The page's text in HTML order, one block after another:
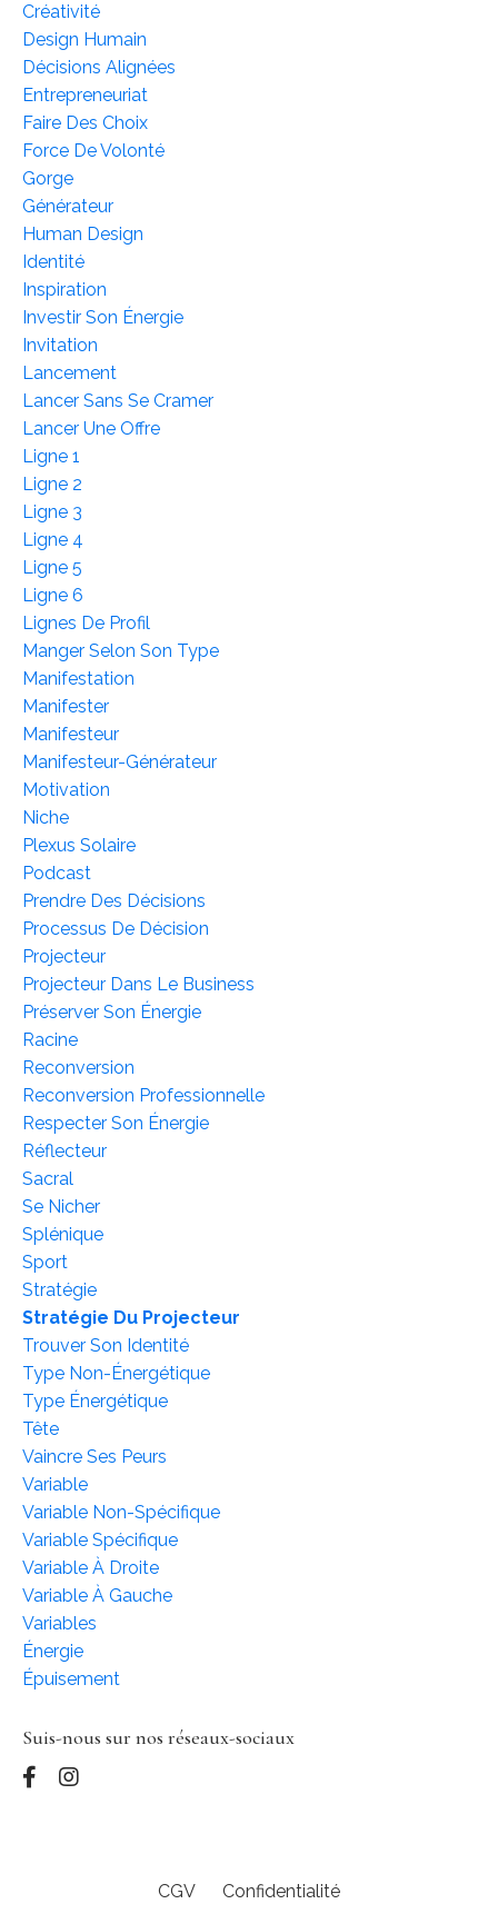
Créativité
Design Humain
Décisions Alignées
Entrepreneuriat
Faire Des Choix
Force De Volonté
Gorge
Générateur
Human Design
Identité
Inspiration
Investir Son Énergie
Invitation
Lancement
Lancer Sans Se Cramer
Lancer Une Offre
Ligne 1
Ligne 2
Ligne 3
Ligne 4
Ligne 5
Ligne 6
Lignes De Profil
Manger Selon Son Type
Manifestation
Manifester
Manifesteur
Manifesteur-Générateur
Motivation
Niche
Plexus Solaire
Podcast
Prendre Des Décisions
Processus De Décision
Projecteur
Projecteur Dans Le Business
Préserver Son Énergie
Racine
Reconversion
Reconversion Professionnelle
Respecter Son Énergie
Réflecteur
Sacral
Se Nicher
Splénique
Sport
Stratégie
Stratégie Du Projecteur
Trouver Son Identité
Type Non-Énergétique
Type Énergétique
Tête
Vaincre Ses Peurs
Variable
Variable Non-Spécifique
Variable Spécifique
Variable À Droite
Variable À Gauche
Variables
Énergie
Épuisement
Suis-nous sur nos réseaux-sociaux
CGV Confidentialité